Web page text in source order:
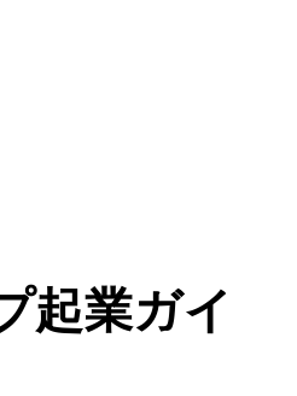
起業ガイ